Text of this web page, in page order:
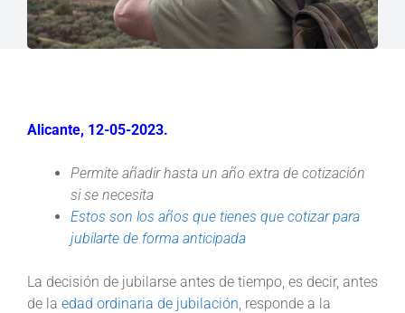
Alicante, 12-05-2023.
Permite añadir hasta un año extra de cotización
si se necesita
Estos son los años que tienes que cotizar para
jubilarte de forma anticipada
La decisión de jubilarse antes de tiempo, es decir, antes
de la edad ordinaria de jubilación , responde a la